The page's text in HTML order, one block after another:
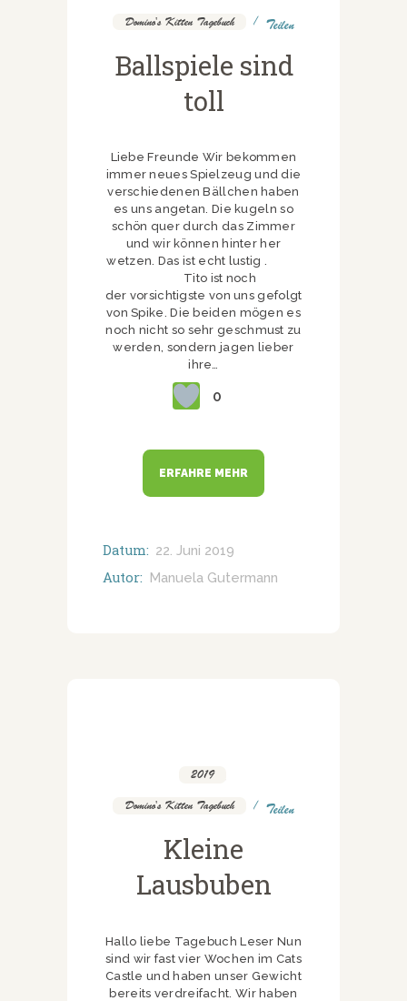
Domino's Kitten Tagebuch Teilen
Ballspiele sind
toll
Liebe Freunde Wir bekommen
immer neues Spielzeug und die
verschiedenen Bällchen haben
es uns angetan. Die kugeln so
schön quer durch das Zimmer
und wir können hinter her
wetzen. Das ist echt lustig .
Tito ist noch
der vorsichtigste von uns gefolgt
von Spike. Die beiden mögen es
noch nicht so sehr geschmust zu
werden, sondern jagen lieber
ihre…
0
ERFAHRE MEHR
Datum: 22. Juni 2019
Autor: Manuela Gutermann
2019
Domino's Kitten Tagebuch Teilen
Kleine
Lausbuben
Hallo liebe Tagebuch Leser Nun
sind wir fast vier Wochen im Cats
Castle und haben unser Gewicht
bereits verdreifacht. Wir haben